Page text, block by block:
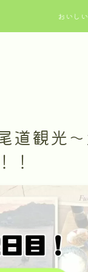
おいし
道観光
！